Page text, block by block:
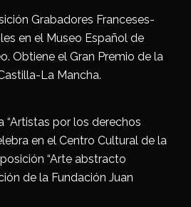
Grabadores Franceses-
en el Museo Español de
Obtiene el Gran Premio de la
La Mancha.
“Artistas por los derechos
en el Centro Cultural de la
“Arte abstracto
de la Fundación Juan